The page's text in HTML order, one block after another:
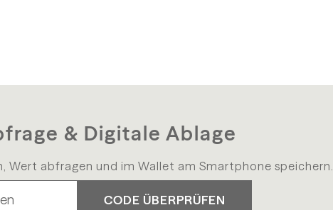
& Digitale Ablage
Wert abfragen und im Wallet am Smartphone speichern.
CODE ÜBERPRÜFEN